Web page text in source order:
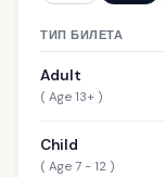
ТИП БИЛЕТА
Adult
( Age 13+ )
Child
( Age 7 - 12 )